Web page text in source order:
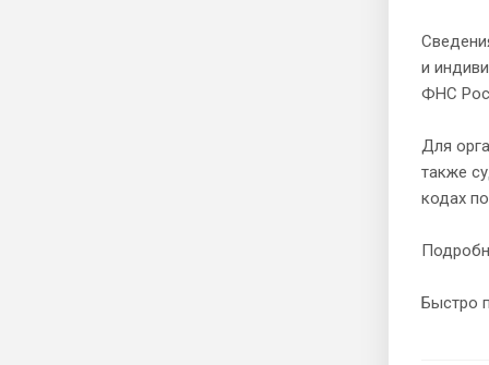
и
ФНС
Для
также
кодах
Быстро